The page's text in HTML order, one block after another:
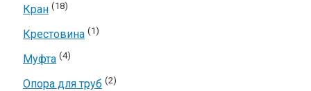
Кран (18)
Крестовина (1)
Муфта (4)
Опора для труб (2)